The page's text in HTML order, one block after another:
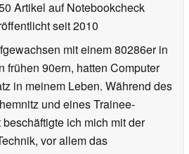
Artikel auf Notebookcheck
seit 2010
mit einem 80286er in
frühen 90ern, hatten Computer
in meinem Leben. Während des
und eines Trainee-
ich mich mit der
vor allem das